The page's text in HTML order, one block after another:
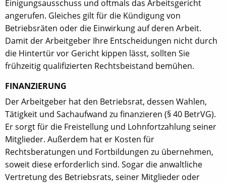
Einigungsausschuss und oftmals das Arbeitsgericht
angerufen. Gleiches gilt für die Kündigung von
Betriebsräten oder die Einwirkung auf deren Arbeit.
Damit der Arbeitgeber Ihre Entscheidungen nicht durch
die Hintertür vor Gericht kippen lässt, sollten Sie
frühzeitig qualifizierten Rechtsbeistand bemühen.
FINANZIERUNG
Der Arbeitgeber hat den Betriebsrat, dessen Wahlen,
Tätigkeit und Sachaufwand zu finanzieren (§ 40 BetrVG).
Er sorgt für die Freistellung und Lohnfortzahlung seiner
Mitglieder. Außerdem hat er Kosten für
Rechtsberatungen und Fortbildungen zu übernehmen,
soweit diese erforderlich sind. Sogar die anwaltliche
Vertretung des Betriebsrats, seiner Mitglieder oder